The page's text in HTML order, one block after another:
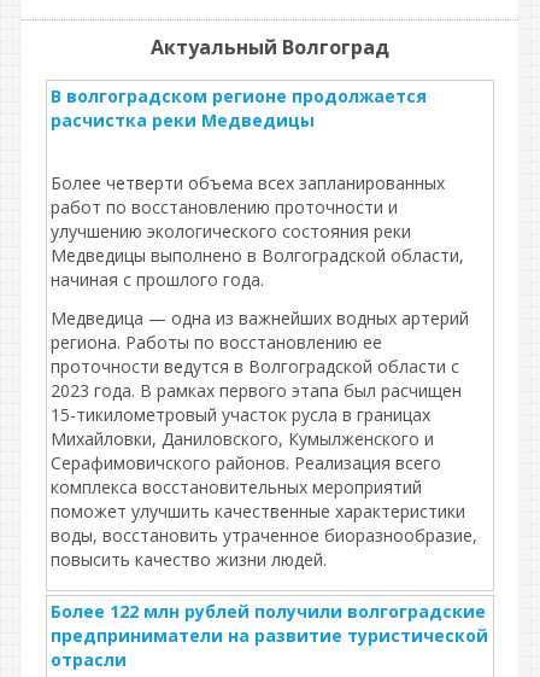
Актуальный Волгоград
В волгоградском регионе продолжается
расчистка реки Медведицы
Более четверти объема всех запланированных
работ по восстановлению проточности и
улучшению экологического состояния реки
Медведицы выполнено в Волгоградской области,
начиная с прошлого года.
Медведица — одна из важнейших водных артерий
региона. Работы по восстановлению ее
проточности ведутся в Волгоградской области с
2023 года. В рамках первого этапа был расчищен
15-тикилометровый участок русла в границах
Михайловки, Даниловского, Кумылженского и
Серафимовичского районов. Реализация всего
комплекса восстановительных мероприятий
поможет улучшить качественные характеристики
воды, восстановить утраченное биоразнообразие,
повысить качество жизни людей.
Более 122 млн рублей получили волгоградские
предприниматели на развитие туристической
отрасли